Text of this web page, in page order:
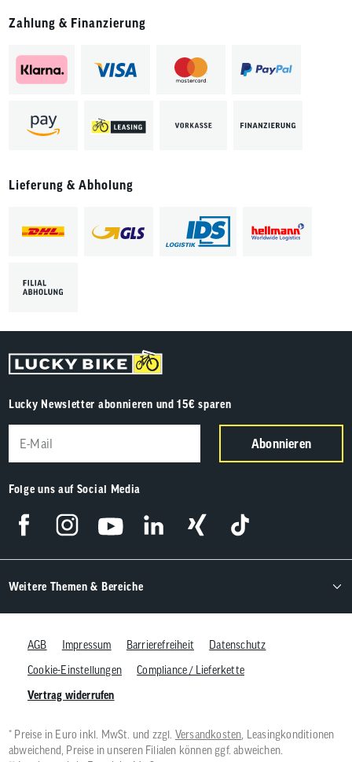
Zahlung & Finanzierung
Lieferung & Abholung
Lucky Newsletter abonnieren und 15€ sparen
Abonnieren
Folge uns auf Social Media
Weitere Themen & Bereiche
AGB Impressum Barrierefreiheit
Datenschutz
Cookie-Einstellungen
Compliance / Lieferkette
Vertrag widerrufen
* Preise in Euro inkl. MwSt. und zzgl. Versandkosten, Leasingkonditionen
abweichend, Preise in unseren Filialen können ggf. abweichen.